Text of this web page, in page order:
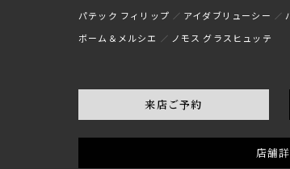
パテック フィリップ アイダブリューシー
ボーム＆メルシエ
ノモス グラスヒュッテ
来店ご予約
店舗